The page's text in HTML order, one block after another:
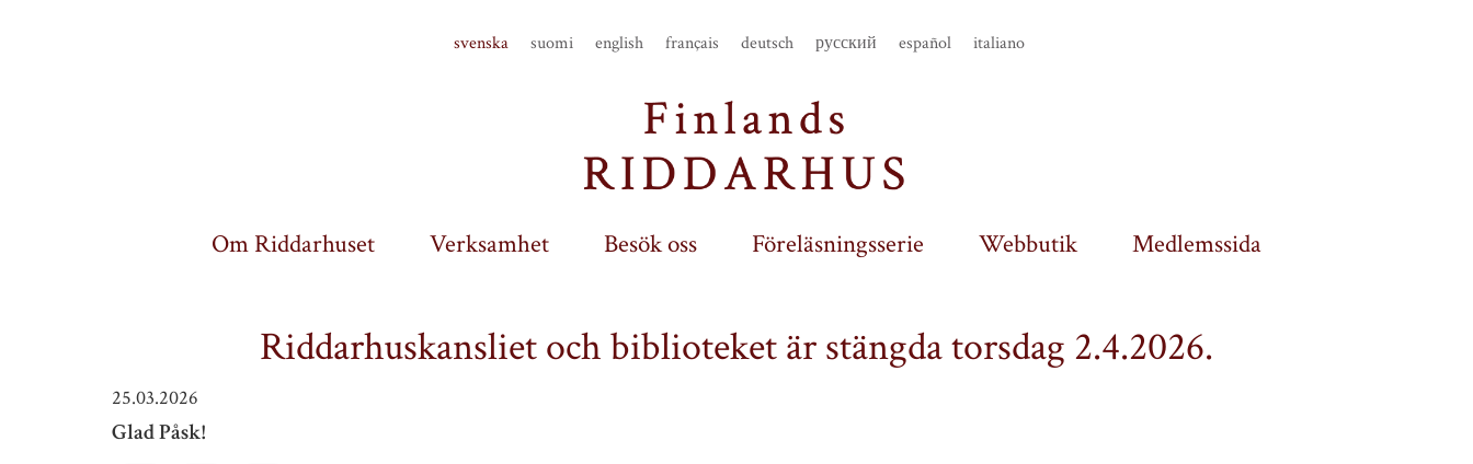
svenska suomi english français deutsch русский español italiano
Om Riddarhuset Verksamhet Besök oss Föreläsningsserie Webbutik Medlemssida
Riddarhuskansliet och biblioteket är stängda torsdag 2.4.2026.
25.03.2026
Glad Påsk!